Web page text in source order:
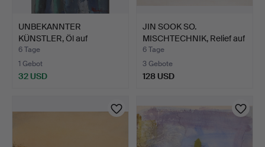
UNBEKANNTER
KÜNSTLER, Öl auf
Leinwand, sig…
6 Tage
1 Gebot
32 USD
JIN SOOK SO.
MISCHTECHNIK, Relief auf
Plat…
6 Tage
3 Gebote
128 USD